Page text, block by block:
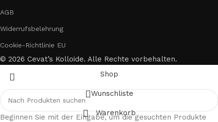
AGB
Widerrufsbelehrung
Cookie-Richtlinie EU
© 2026 Cevat’s Kolloide. Alle Rechte vorbehalten.
Beginnen Sie mit der Eingabe, um die gesuchten Produkte
Shop
Wunschliste
Warenkorb